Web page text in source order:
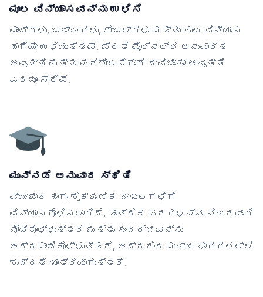
ಮೂಲ ವಿನ್ಯಾಸವನ್ನು ಉಳಿಸಿ
ಫಾಂಟ್‌ಗಳು, ಬಣ್ಣಗಳು, ಟೇಬಲ್‌ಗಳು ಮತ್ತು ಪುಟ ವಿನ್ಯಾಸ
ಹಾಗೆಯೇ ಉಳಿಯುತ್ತವೆ. ಪ್ರತಿ ಫೈಲ್‌ನಲ್ಲಿ ಅನುವಾದಿತ
ಆವೃತ್ತಿ ಮತ್ತು ಪರಿಶೀಲನೆಗಾಗಿ ದ್ವಿಭಾಷಾ ಆವೃತ್ತಿ
ಎರಡೂ ಸೇರಿವೆ.
ಮುನ್ನಡೆ ಅನುವಾದ ಸ್ಥಿತಿ
ವ್ಯಾಪಾರ ಹಾಗೂ ಶೈಕ್ಷಣಿಕ ದಾಖಲಗಳಿಗೆ
ವಿನ್ಯಾಸಗೊಳಿಸಲಾಗಿದೆ. ತಾಂತ್ರಿಕ ಪದಗಳನ್ನು ನಿಖರವಾಗಿ
ನೋಡಿಕೊಳ್ಳುತ್ತದೆ ಮತ್ತು ಸಂದರ್ಭವನ್ನು
ಅರ್ಥಮಾಡಿಕೊಳ್ಳುತ್ತದೆ, ಆದ್ದರಿಂದ ಮುಖ್ಯ ಭಾಗಗಳಲ್ಲಿ
ಶುದ್ಧತೆ ಖಾತ್ರಿಯಾಗುತ್ತದೆ.